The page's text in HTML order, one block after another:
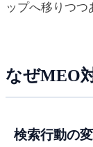
ップへ移りつつ
なぜMEO
検索行動の